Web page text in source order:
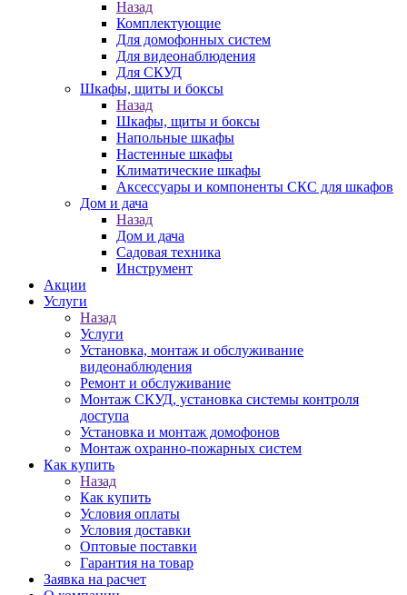
Назад
Комплектующие
Для домофонных систем
Для видеонаблюдения
Для СКУД
Шкафы, щиты и боксы
Назад
Шкафы, щиты и боксы
Напольные шкафы
Настенные шкафы
Климатические шкафы
Аксессуары и компоненты СКС для шкафов
Дом и дача
Назад
Дом и дача
Садовая техника
Инструмент
Акции
Услуги
Назад
Услуги
Установка, монтаж и обслуживание
видеонаблюдения
Ремонт и обслуживание
Монтаж СКУД, установка системы контроля
доступа
Установка и монтаж домофонов
Монтаж охранно-пожарных систем
Как купить
Назад
Как купить
Условия оплаты
Условия доставки
Оптовые поставки
Гарантия на товар
Заявка на расчет